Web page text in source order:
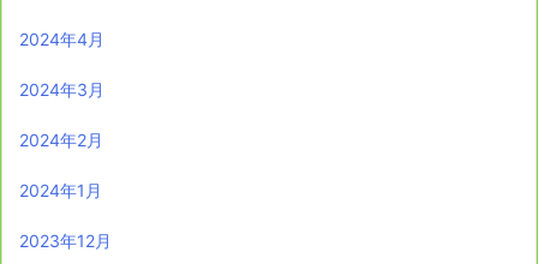
2024年4月
2024年3月
2024年2月
2024年1月
2023年12月